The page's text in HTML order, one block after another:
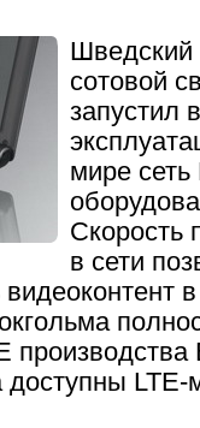
Шведский
сотовой
запустил
мире сеть
Скорость
в сети
видеоконтент
производства
доступны